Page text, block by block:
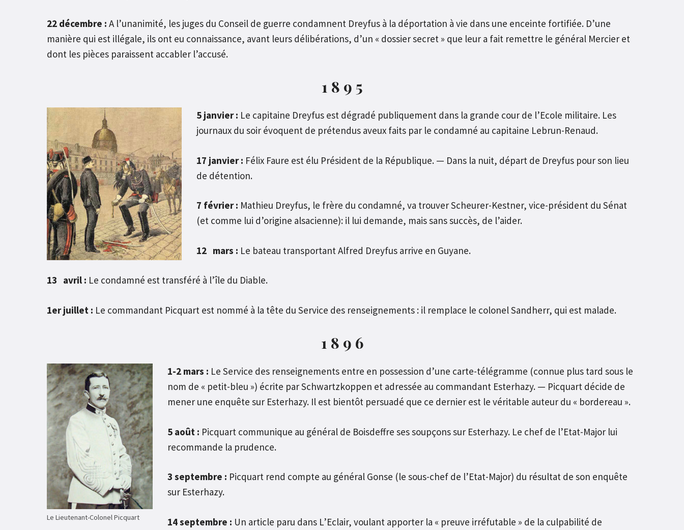
22 décembre : A l’unanimité, les juges du Conseil de guerre condamnent Dreyfus à la déportation à vie dans une enceinte fortifiée. D’une
manière qui est illégale, ils ont eu connaissance, avant leurs délibérations, d’un « dossier secret » que leur a fait remettre le général Mercier et
dont les pièces paraissent accabler l’accusé.
1 8 9 5
5 janvier : Le capitaine Dreyfus est dégradé publiquement dans la grande cour de l’Ecole militaire. Les
journaux du soir évoquent de prétendus aveux faits par le condamné au capitaine Lebrun-Renaud.
17 janvier : Félix Faure est élu Président de la République. — Dans la nuit, départ de Dreyfus pour son lieu
de détention.
7 février : Mathieu Dreyfus, le frère du condamné, va trouver Scheurer-Kestner, vice-président du Sénat
(et comme lui d’origine alsacienne): il lui demande, mais sans succès, de l’aider.
12 mars : Le bateau transportant Alfred Dreyfus arrive en Guyane.
13 avril : Le condamné est transféré à l’île du Diable.
1er juillet : Le commandant Picquart est nommé à la tête du Service des renseignements : il remplace le colonel Sandherr, qui est malade.
1 8 9 6
Le Lieutenant-Colonel Picquart
1-2 mars : Le Service des renseignements entre en possession d’une carte-télégramme (connue plus tard sous le
nom de « petit-bleu ») écrite par Schwartzkoppen et adressée au commandant Esterhazy. — Picquart décide de
mener une enquête sur Esterhazy. Il est bientôt persuadé que ce dernier est le véritable auteur du « bordereau ».
5 août : Picquart communique au général de Boisdeffre ses soupçons sur Esterhazy. Le chef de l’Etat-Major lui
recommande la prudence.
3 septembre : Picquart rend compte au général Gonse (le sous-chef de l’Etat-Major) du résultat de son enquête
sur Esterhazy.
14 septembre : Un article paru dans L’Eclair, voulant apporter la « preuve irréfutable » de la culpabilité de